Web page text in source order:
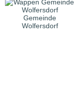
Gemeinde
Wolfersdorf